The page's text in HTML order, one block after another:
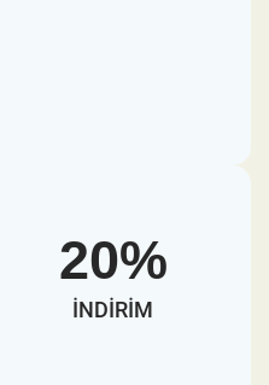
20%
INDIRIM